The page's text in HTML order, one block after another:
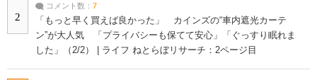
2
コメント数： 7
「もっと早く買えば良かった」 カインズの“車内遮光カーテ
ン”が大人気 「プライバシーも保てて安心」「ぐっすり眠れま
した」（2/2） | ライフ ねとらぼリサーチ：2ページ目